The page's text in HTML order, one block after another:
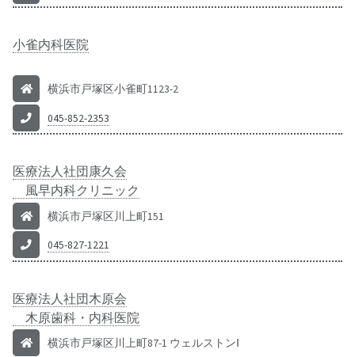
小雀内科医院
横浜市戸塚区小雀町1123-2
045-852-2353
医療法人社団康久会
風早内科クリニック
横浜市戸塚区川上町151
045-827-1221
医療法人社団木原会
木原歯科・内科医院
横浜市戸塚区川上町87-1 ウェルストンⅠ